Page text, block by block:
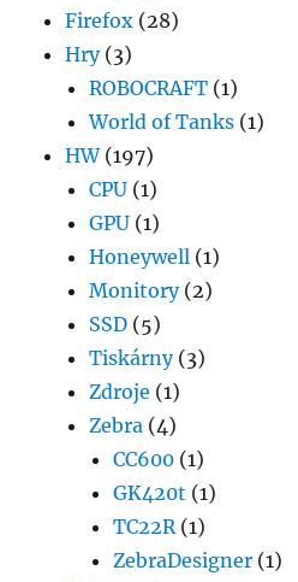
Firefox (28)
Hry(3)
ROBOCRAFT (1)
World of Tanks (1)
HW(197)
CPU (1)
GPU (1)
Honeywell (1)
Monitory(2)
SSD (5)
Tiskárny(3)
Zdroje (1)
Zebra (4)
CC600 (1)
GK420t (1)
TC22R (1)
ZebraDesigner (1)